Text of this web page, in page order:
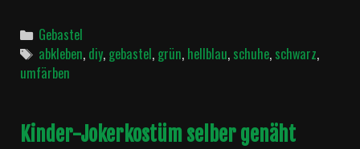
Categories
Gebastel
Tags
abkleben, diy, gebastel, grün, hellblau, schuhe, schwarz,
umfärben
Kinder-Jokerkostüm selber genäht